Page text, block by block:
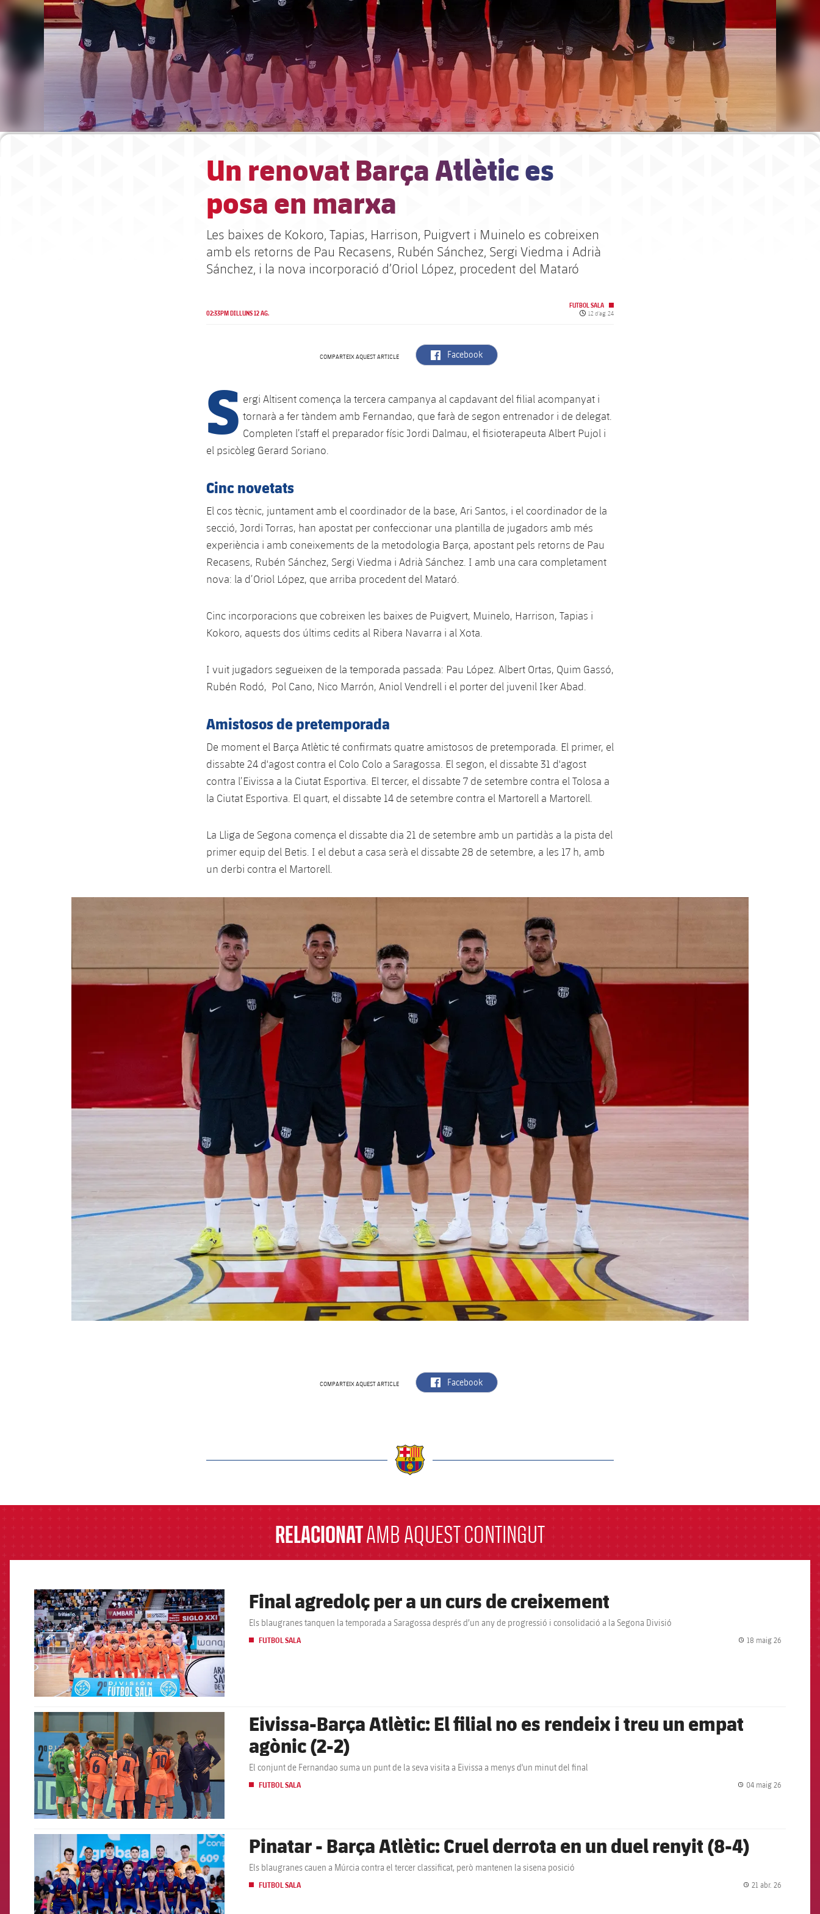
Un renovat Barça Atlètic es
posa en marxa
Les baixes de Kokoro, Tapias, Harrison, Puigvert i Muinelo es cobreixen
amb els retorns de Pau Recasens, Rubén Sánchez, Sergi Viedma i Adrià
Sánchez, i la nova incorporació d’Oriol López, procedent del Mataró
02:33PM DILLUNS 12 AG.
FUTBOL SALA
Data de publicació
12 d’ag. 24
COMPARTEIX AQUEST ARTICLE label.aria.facebook
Facebook
S ergi Altisent comença la tercera campanya al capdavant del filial acompanyat i
tornarà a fer tàndem amb Fernandao, que farà de segon entrenador i de delegat.
Completen l’staff el preparador físic Jordi Dalmau, el fisioterapeuta Albert Pujol i
el psicòleg Gerard Soriano.
Cinc novetats
El cos tècnic, juntament amb el coordinador de la base, Ari Santos, i el coordinador de la
secció, Jordi Torras, han apostat per confeccionar una plantilla de jugadors amb més
experiència i amb coneixements de la metodologia Barça, apostant pels retorns de Pau
Recasens, Rubén Sánchez, Sergi Viedma i Adrià Sánchez. I amb una cara completament
nova: la d’Oriol López, que arriba procedent del Mataró.
Cinc incorporacions que cobreixen les baixes de Puigvert, Muinelo, Harrison, Tapias i
Kokoro, aquests dos últims cedits al Ribera Navarra i al Xota.
I vuit jugadors segueixen de la temporada passada: Pau López. Albert Ortas, Quim Gassó,
Rubén Rodó, Pol Cano, Nico Marrón, Aniol Vendrell i el porter del juvenil Iker Abad.
Amistosos de pretemporada
De moment el Barça Atlètic té confirmats quatre amistosos de pretemporada. El primer, el
dissabte 24 d'agost contra el Colo Colo a Saragossa. El segon, el dissabte 31 d'agost
contra l’Eivissa a la Ciutat Esportiva. El tercer, el dissabte 7 de setembre contra el Tolosa a
la Ciutat Esportiva. El quart, el dissabte 14 de setembre contra el Martorell a Martorell.
La Lliga de Segona comença el dissabte dia 21 de setembre amb un partidàs a la pista del
primer equip del Betis. I el debut a casa serà el dissabte 28 de setembre, a les 17 h, amb
un derbi contra el Martorell.
COMPARTEIX AQUEST ARTICLE label.aria.facebook
Facebook
RELACIONATAMB AQUEST CONTINGUT
FCB Barcelona badge Final agredolç per a un curs de creixement
Els blaugranes tanquen la temporada a Saragossa després d’un any de progressió i consolidació a la Segona Divisió
FUTBOL SALA 18 maig 26
FCB Barcelona badge
Eivissa-Barça Atlètic: El filial no es rendeix i treu un empat
agònic (2-2)
El conjunt de Fernandao suma un punt de la seva visita a Eivissa a menys d'un minut del final
FUTBOL SALA 04 maig 26
FCB Barcelona badge Pinatar - Barça Atlètic: Cruel derrota en un duel renyit (8-4)
Els blaugranes cauen a Múrcia contra el tercer classificat, però mantenen la sisena posició
FUTBOL SALA 21 abr. 26